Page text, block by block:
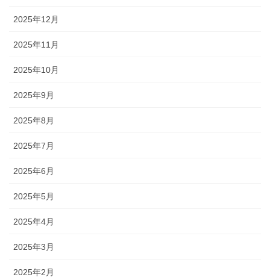
2025年12月
2025年11月
2025年10月
2025年9月
2025年8月
2025年7月
2025年6月
2025年5月
2025年4月
2025年3月
2025年2月